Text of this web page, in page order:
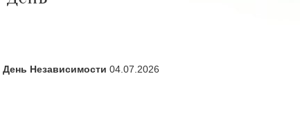
Независимости 04.07.2026